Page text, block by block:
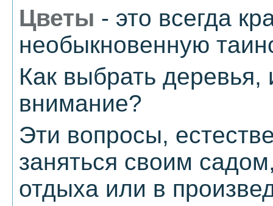
Цветы - это всегда
необыкновенную
Как выбрать деревья,
внимание?
Эти вопросы,
заняться своим
отдыха или в